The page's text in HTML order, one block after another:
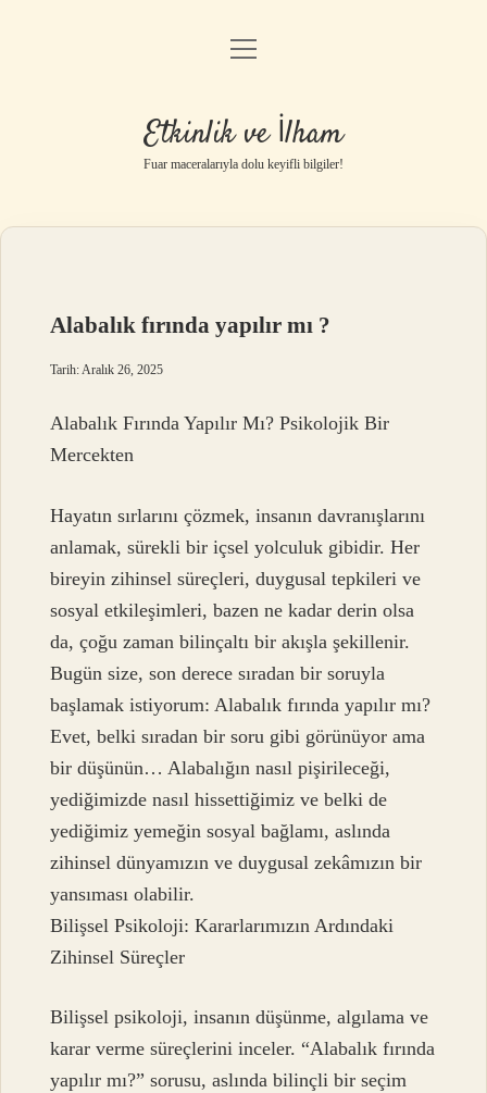
Anasayfa
Gizlilik Politikası
Yasal Uyarı
menüyü
Etkinlik ve İlham
Fuar maceralarıyla dolu keyifli bilgiler!
Alabalık fırında yapılır mı ?
Tarih: Aralık 26, 2025
Alabalık Fırında Yapılır Mı? Psikolojik Bir
Mercekten
Hayatın sırlarını çözmek, insanın davranışlarını
anlamak, sürekli bir içsel yolculuk gibidir. Her
bireyin zihinsel süreçleri, duygusal tepkileri ve
sosyal etkileşimleri, bazen ne kadar derin olsa
da, çoğu zaman bilinçaltı bir akışla şekillenir.
Bugün size, son derece sıradan bir soruyla
başlamak istiyorum: Alabalık fırında yapılır mı?
Evet, belki sıradan bir soru gibi görünüyor ama
bir düşünün… Alabalığın nasıl pişirileceği,
yediğimizde nasıl hissettiğimiz ve belki de
yediğimiz yemeğin sosyal bağlamı, aslında
zihinsel dünyamızın ve duygusal zekâmızın bir
yansıması olabilir.
Bilişsel Psikoloji: Kararlarımızın Ardındaki
Zihinsel Süreçler
Bilişsel psikoloji, insanın düşünme, algılama ve
karar verme süreçlerini inceler. “Alabalık fırında
yapılır mı?” sorusu, aslında bilinçli bir seçim